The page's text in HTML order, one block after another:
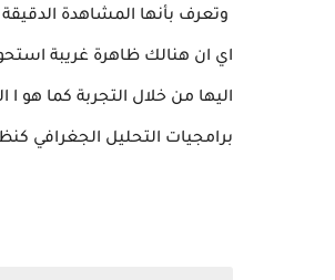
وتعرف بأنها المشاهدة
اي ان هنالك ظاهرة غريبة
اليها من خلال التجربة كما هو ا
برامجيات التحليل الجغرافي